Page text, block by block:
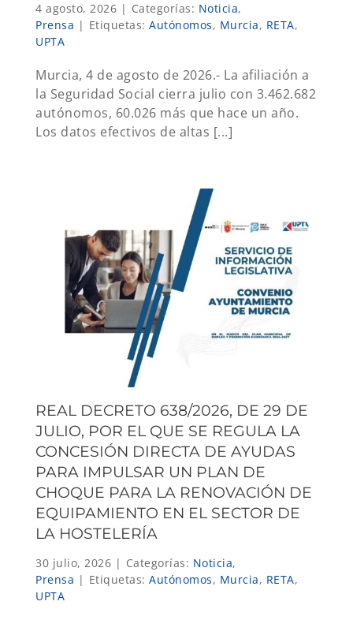
4 agosto, 2026 | Categorías: Noticia,
Prensa | Etiquetas: Autónomos, Murcia, RETA,
UPTA
Murcia, 4 de agosto de 2026.- La afiliación a
la Seguridad Social cierra julio con 3.462.682
autónomos, 60.026 más que hace un año.
Los datos efectivos de altas [...]
REAL DECRETO 638/2026, DE 29 DE
JULIO, POR EL QUE SE REGULA LA
CONCESIÓN DIRECTA DE AYUDAS
PARA IMPULSAR UN PLAN DE
CHOQUE PARA LA RENOVACIÓN DE
EQUIPAMIENTO EN EL SECTOR DE
LA HOSTELERÍA
30 julio, 2026 | Categorías: Noticia,
Prensa | Etiquetas: Autónomos, Murcia, RETA,
UPTA